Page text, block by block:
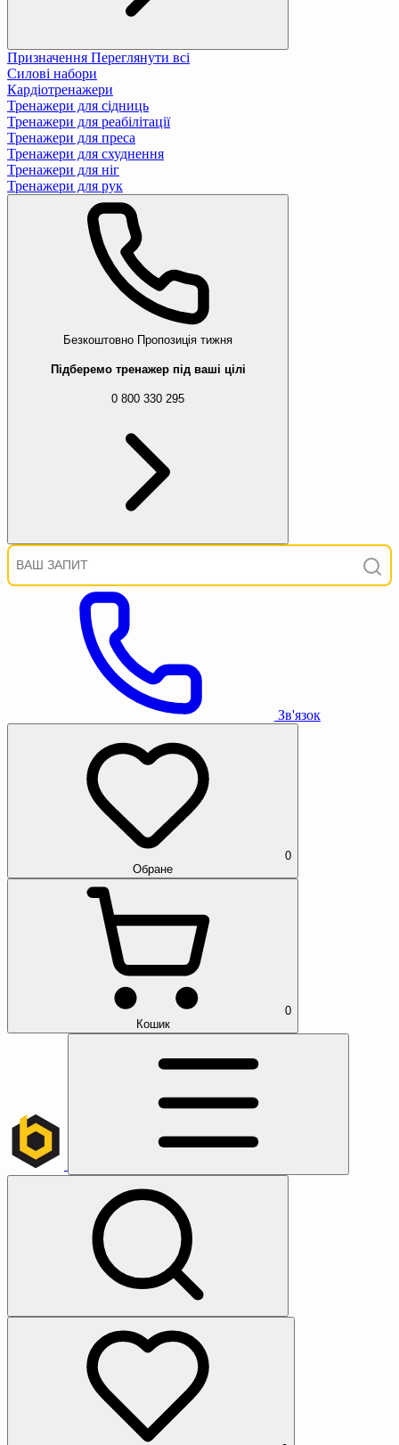
Призначення Переглянути всі
Силові набори
Кардіотренажери
Тренажери для сідниць
Тренажери для реабілітації
Тренажери для преса
Тренажери для схуднення
Тренажери для ніг
Тренажери для рук
Безкоштовно Пропозиція тижня
Підберемо тренажер під ваші цілі
0 800 330 295
Зв'язок
0
Обране
0
Кошик